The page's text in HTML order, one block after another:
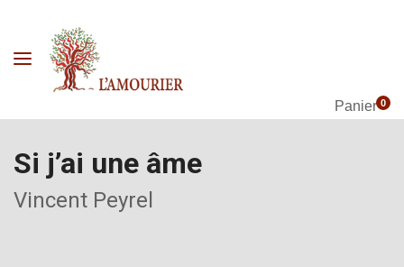
Panier0
Si j’ai une âme
Vincent Peyrel